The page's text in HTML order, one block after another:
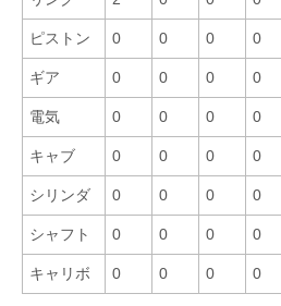
ピストン 0 0 0 0
ギア 0 0 0 0
電気 0 0 0 0
キャブ 0 0 0 0
シリンダ 0 0 0 0
シャフト 0 0 0 0
キャリボ 0 0 0 0